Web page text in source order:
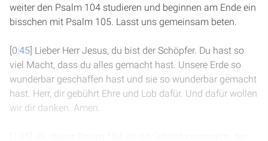
weiter den Psalm 104 studieren und beginnen am Ende ein
bisschen mit Psalm 105. Lasst uns gemeinsam beten.
[0:45] Lieber Herr Jesus, du bist der Schöpfer. Du hast so
viel Macht, dass du alles gemacht hast. Unsere Erde so
wunderbar geschaffen hast und sie so wunderbar gemacht
hast. Herr, dir gebührt Ehre und Lob dafür. Und dafür wollen
wir dir danken. Amen.